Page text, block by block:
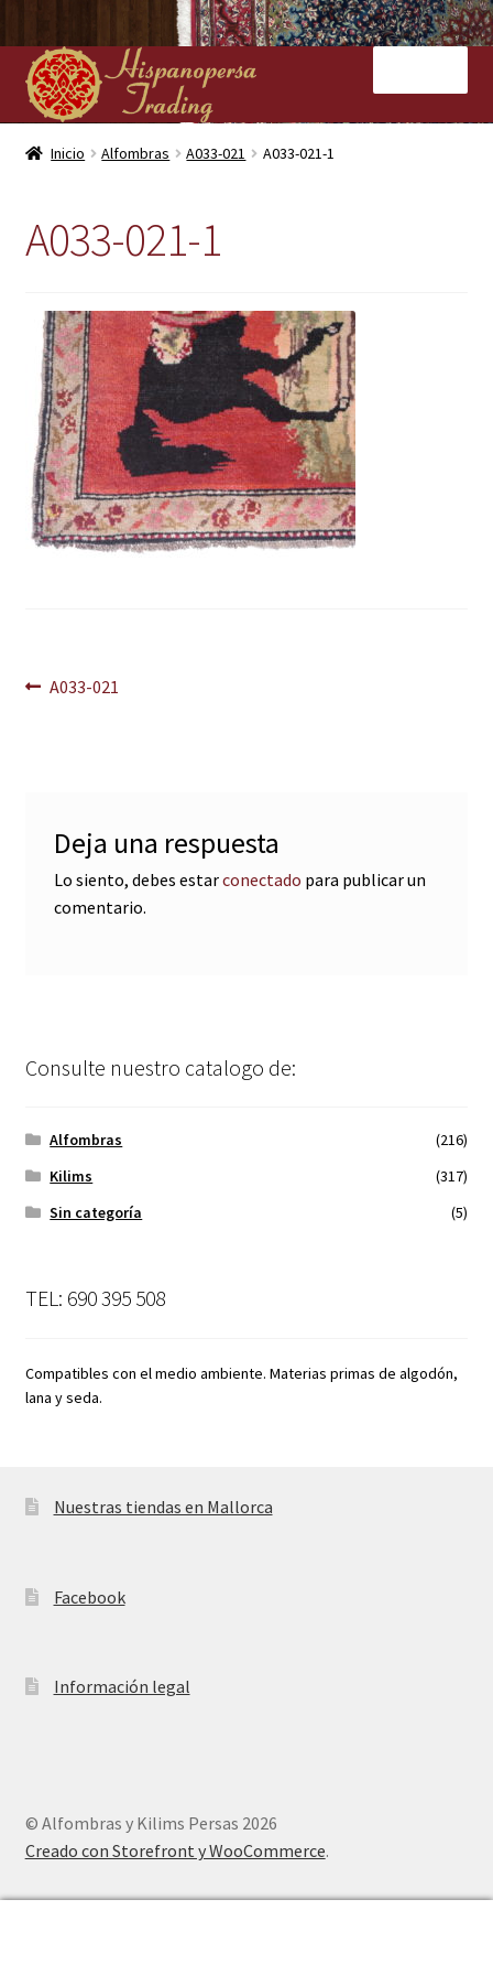
Ir
a
la
navegación
Ir
al
contenido
Inicio
Kilims
Contacto
Inicio Alfombras A033-021 A033-021-1
A033-021-1
Navegación
Anterior:
A033-021
Deja una respuesta
Lo siento, debes estarconectado para publicar un
comentario.
Consulte nuestro catalogo de:
Alfombras
(216)
Kilims
(317)
Sin categoría
(5)
TEL: 690 395 508
Compatibles con el medio ambiente. Materias primas de algodón,
lana y seda.
Nuestras tiendas en Mallorca
Facebook
Información legal
© Alfombras y Kilims Persas 2026
Creado con Storefront y WooCommerce.